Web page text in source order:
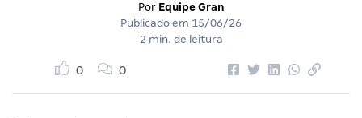
Por Equipe Gran
Publicado em 15/06/26
2 min. de leitura
0 0